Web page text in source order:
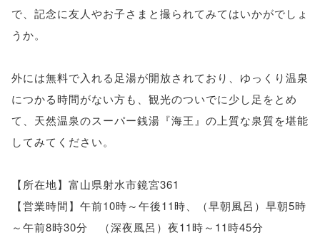
で、記念に友人やお子さまと撮られてみてはいかがでしょ
うか。
外には無料で入れる足湯が開放されており、ゆっくり温泉
につかる時間がない方も、観光のついでに少し足をとめ
て、天然温泉のスーパー銭湯『海王』の上質な泉質を堪能
してみてください。
【所在地】富山県射水市鏡宮361
【営業時間】午前10時～午後11時、（早朝風呂）早朝5時
～午前8時30分 （深夜風呂）夜11時～11時45分